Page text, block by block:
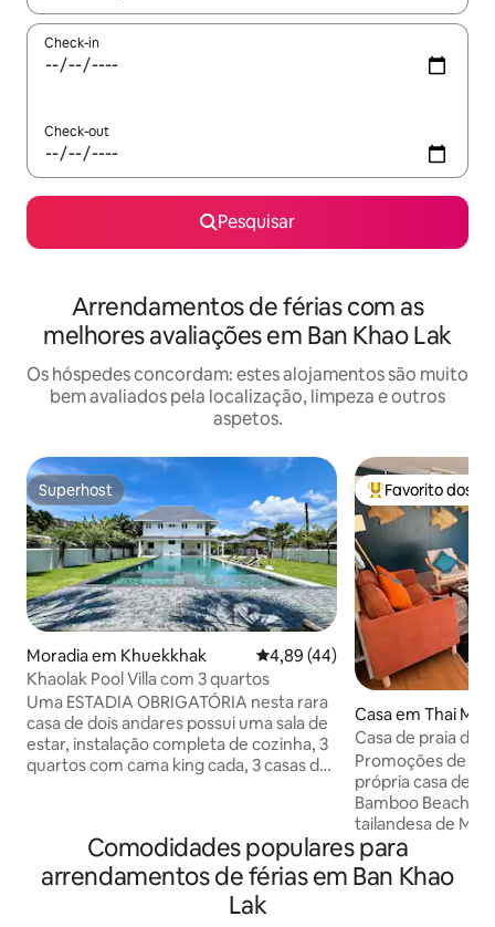
Check-in
Check-out
Pesquisar
Arrendamentos de férias com as
melhores avaliações em Ban Khao Lak
Os hóspedes concordam: estes alojamentos são muito
bem avaliados pela localização, limpeza e outros
aspetos.
Superhost
Superhost
Moradia em Khuekkhak Classificação média de 4,89
4,89 (44)
Khaolak Pool Villa com 3 quartos
Uma ESTADIA OBRIGATÓRIA nesta rara
casa de dois andares possui uma sala de
estar, instalação completa de cozinha, 3
quartos com cama king cada, 3 casas de
Desfrute de um retiro espaçoso com
uma piscina de natação de 16 m/5 m de
largura/1,5 m de profundidade/ginásio
com 10 espreguiçadeiras, perfeito para
Favoritos dos
Favorito dos
Casa em Thai
Casa de praia de
(2 quartos)
Promoções de
própria casa de
Bamboo Beach
tailandesa de
35 minutos do
metros
king e 2 camas
Comodidades populares para
arrendamentos de férias em Ban Khao
Lak